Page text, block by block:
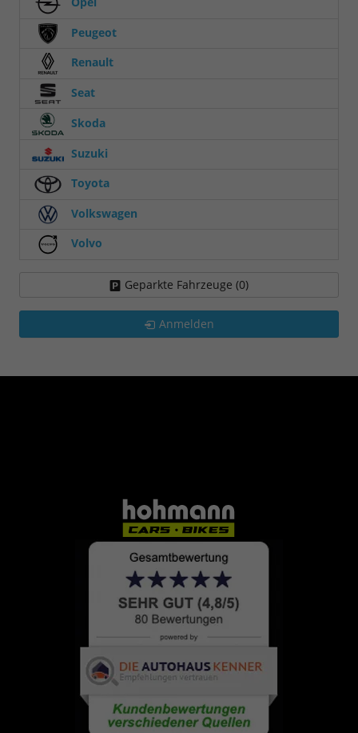
Peugeot
Renault
Seat
Skoda
Suzuki
Toyota
Volkswagen
Volvo
Geparkte Fahrzeuge (0)
Anmelden